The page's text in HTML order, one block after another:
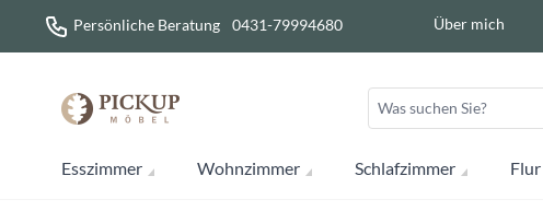
Direkt zum Inhalt
Persönliche Beratung 0431-79994680 Über mich
Esszimmer Wohnzimmer Schlafzimmer Flur